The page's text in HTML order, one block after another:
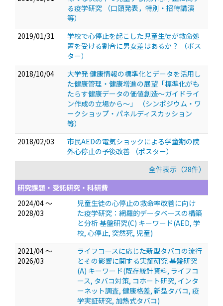
る疫学研究
（口頭発表，特別・招待講演
等）
2019/01/31
学校で心停止を起こした児童生徒が救命処
置を受ける割合に男女差はあるか？
（ポス
ター）
2018/10/04
大学発 健康情報の標準化とデータを活用し
た健康管理・健康増進の展望「標準化がも
たらす健康データの価値創造～ガイドライ
ン作成の立場から～」
（シンポジウム・ワ
ークショップ・パネルディスカッション
等）
2018/02/03
市民AEDの電気ショックによる学童期の院
外心停止の予後改善
（ポスター）
全件表示（28件）
研究課題・受託研究・科研費
2024/04 ～
2028/03
児童生徒の心停止の救命率改善に向け
た疫学研究：網羅的データベースの構築
と分析 基盤研究(C) キーワード(AED, 学
校, 心停止, 突然死, 児童)
2021/04 ～
2026/03
ライフコースに応じた新型タバコの流行
とその影響に関する実証研究 基盤研究
(A) キーワード(既存統計資料, ライフコ
ース, タバコ対策, コホート研究, インタ
ーネット調査, 健康格差, 新型タバコ, 疫
学実証研究, 加熱式タバコ)